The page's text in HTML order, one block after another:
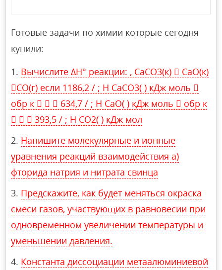
Готовые задачи по химии которые сегодня
купили:
Вычислите ΔH° реакции: , CaCO3(к)  CaO(к)
CO(г) если 1186,2 / ; H CaCO3( ) кДж моль 
обр к    634,7 / ; H CaO( ) кДж моль  обр к
   393,5 / ; H CO2( ) кДж мол
Напишите молекулярные и ионные
уравнения реакций взаимодействия а)
фторида натрия и нитрата свинца
Предскажите, как будет меняться окраска
смеси газов, участвующих в равновесии при
одновременном увеличении температуры и
уменьшении давления.
Константа диссоциации метаалюминиевой